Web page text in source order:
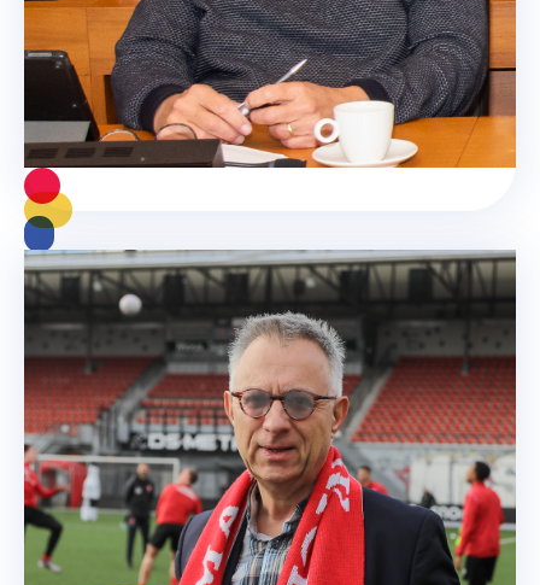
“Samen naar een aardgasvrij
Maastricht ?
Lees meer